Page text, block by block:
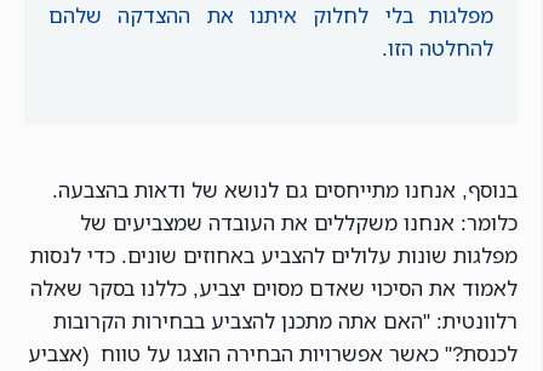
מפלגות בלי לחלוק איתנו את ההצדקה שלהם
להחלטה הזו.
בנוסף, אנחנו מתייחסים גם לנושא של ודאות בהצבעה.
כלומר: אנחנו משקללים את העובדה שמצביעים של
מפלגות שונות עלולים להצביע באחוזים שונים. כדי לנסות
לאמוד את הסיכוי שאדם מסוים יצביע, כללנו בסקר שאלה
רלוונטית: "האם אתה מתכנן להצביע בבחירות הקרובות
לכנסת?" כאשר אפשרויות הבחירה הוצגו על טווח (אצביע